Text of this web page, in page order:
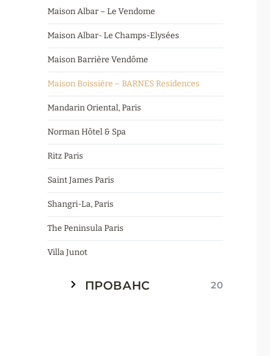
Maison Albar – Le Vendome
Maison Albar- Le Champs-Elysées
Maison Barrière Vendôme
Maison Boissière – BARNES Residences
Mandarin Oriental, Paris
Norman Hôtel & Spa
Ritz Paris
Saint James Paris
Shangri-La, Paris
The Peninsula Paris
Villa Junot
ПРОВАНС 20